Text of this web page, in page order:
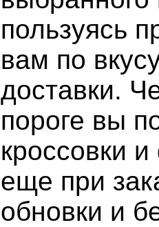
пользуясь
вам по
доставки.
пороге вы
кроссовки
еще при
обновки и